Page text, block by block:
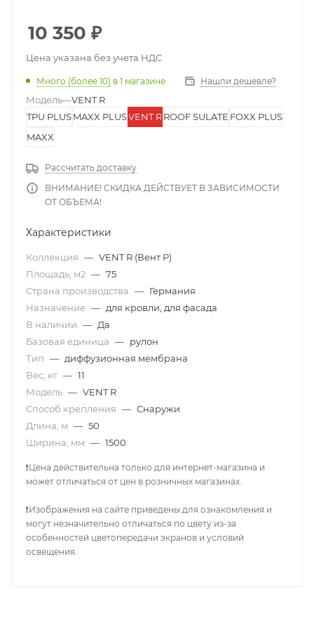
10 350 ₽
Цена указана без учета НДС
Много (более 10) в 1 магазине Нашли дешевле?
Модель—VENT R
TPU PLUSMAXX PLUSVENT R ROOF SULATE FOXX PLUS
MAXX
Рассчитать доставку
ВНИМАНИЕ! СКИДКА ДЕЙСТВУЕТ В ЗАВИСИМОСТИ
ОТ ОБЪЕМА!
Характеристики
Коллекция — VENT R (Вент Р)
Площадь, м2 — 75
Страна производства — Германия
Назначение — для кровли, для фасада
В наличии — Да
Базовая единица — рулон
Тип — диффузионная мембрана
Вес, кг — 11
Модель — VENT R
Способ крепления — Снаружи
Длина, м — 50
Ширина, мм — 1500
❗Цена действительна только для интернет-магазина и
может отличаться от цен в розничных магазинах.
❗Изображения на сайте приведены для ознакомления и
могут незначительно отличаться по цвету из-за
особенностей цветопередачи экранов и условий
освещения.